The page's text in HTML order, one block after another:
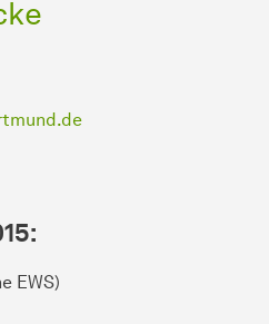
EWS)